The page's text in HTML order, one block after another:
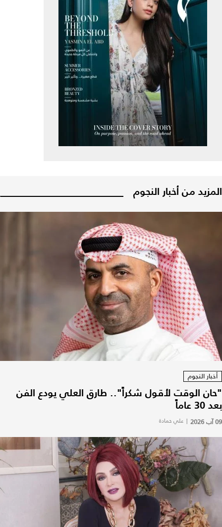
المزيد من أخبار النجوم
أخبار النجوم
"حان الوقت لأقول شكراً".. طارق العلي يودع الفن
بعد 30 عاماً
09 آب 2026 | علي حمادة